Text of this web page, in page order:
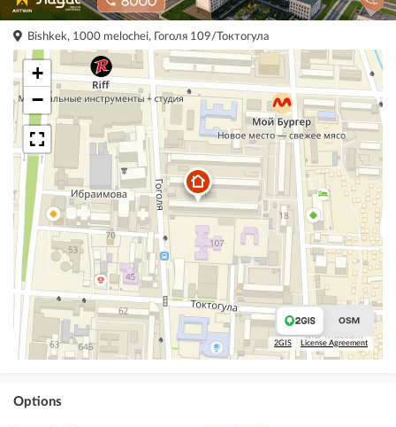
Bishkek, 1000 melochei, Гоголя 109/Токтогула
+
−
2GIS License Agreement
Options